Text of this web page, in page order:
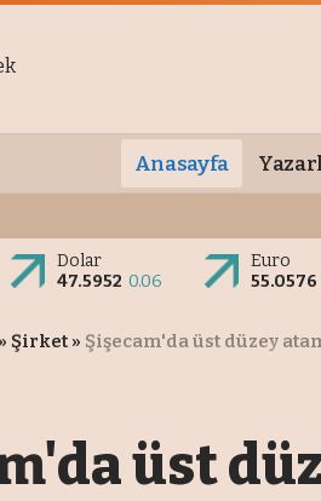
Anasayfa
Dolar
47.5952 0.06
Euro
55.0576
» Şirket » Şişecam'da üst düzey
üst